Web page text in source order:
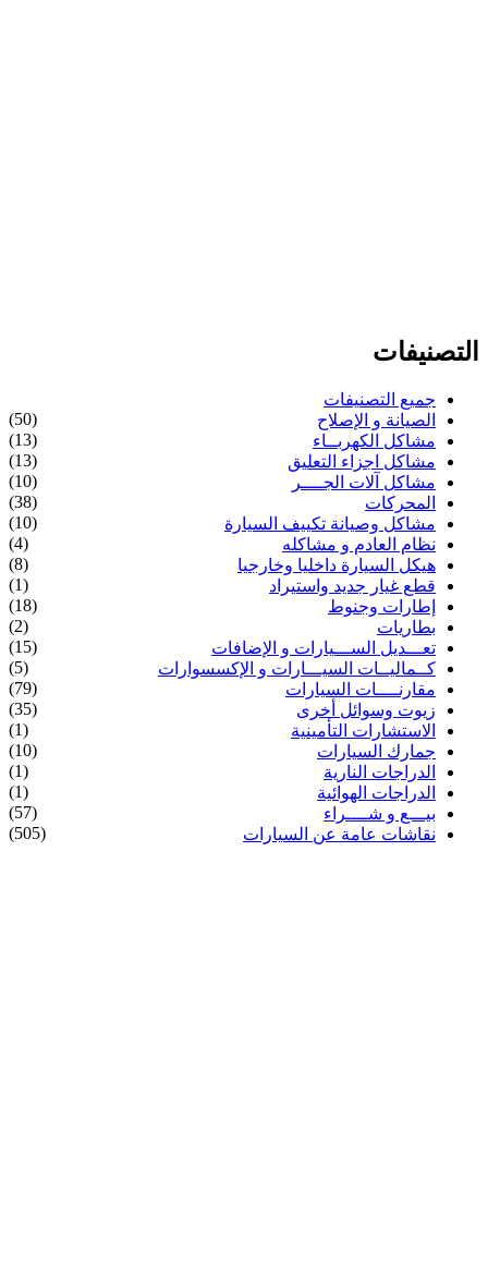
التصنيفات
جميع التصنيفات
الصيانة و الإصلاح
(50)
مشاكل الكهربــاء
(13)
مشاكل اجزاء التعليق
(13)
مشاكل آلات الجــــر
(10)
المحركات
(38)
مشاكل وصيانة تكييف السيارة
(10)
نظام العادم و مشاكله
(4)
هيكل السيارة داخليا وخارجيا
(8)
قطع غيار جديد واستيراد
(1)
إطارات وجنوط
(18)
بطاريات
(2)
تعـــديل الســـيارات و الإضافات
(15)
كــماليــات السيـــارات و الإكسسوارات
(5)
مقارنــــات السيارات
(79)
زيوت وسوائل أخرى
(35)
الاستشارات التأمينية
(1)
جمارك السيارات
(10)
الدراجات النارية
(1)
الدراجات الهوائية
(1)
بيـــع و شــــراء
(57)
نقاشات عامة عن السيارات
(505)